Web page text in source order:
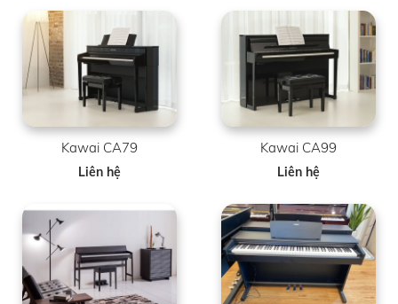
Kawai CA79
Liên hệ
Kawai CA99
Liên hệ